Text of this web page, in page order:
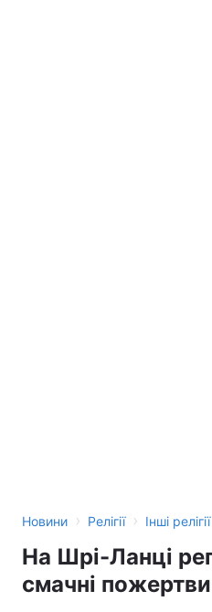
Новини › Релігії › Інші релігії
На Шрі-Ланці
смачні